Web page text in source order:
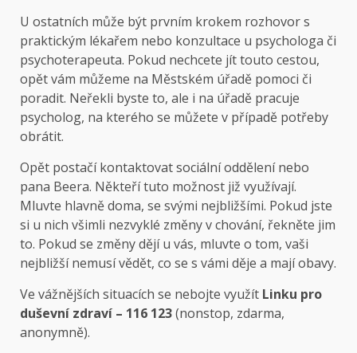
U ostatních může být prvním krokem rozhovor s
praktickým lékařem nebo konzultace u psychologa či
psychoterapeuta. Pokud nechcete jít touto cestou,
opět vám můžeme na Městském úřadě pomoci či
poradit. Neřekli byste to, ale i na úřadě pracuje
psycholog, na kterého se můžete v případě potřeby
obrátit.
Opět postačí kontaktovat sociální oddělení nebo
pana Beera. Někteří tuto možnost již využívají.
Mluvte hlavně doma, se svými nejbližšími. Pokud jste
si u nich všimli nezvyklé změny v chování, řekněte jim
to. Pokud se změny dějí u vás, mluvte o tom, vaši
nejbližší nemusí vědět, co se s vámi děje a mají obavy.
Ve vážnějších situacích se nebojte využít Linku pro
duševní zdraví – 116 123(nonstop, zdarma,
anonymně).